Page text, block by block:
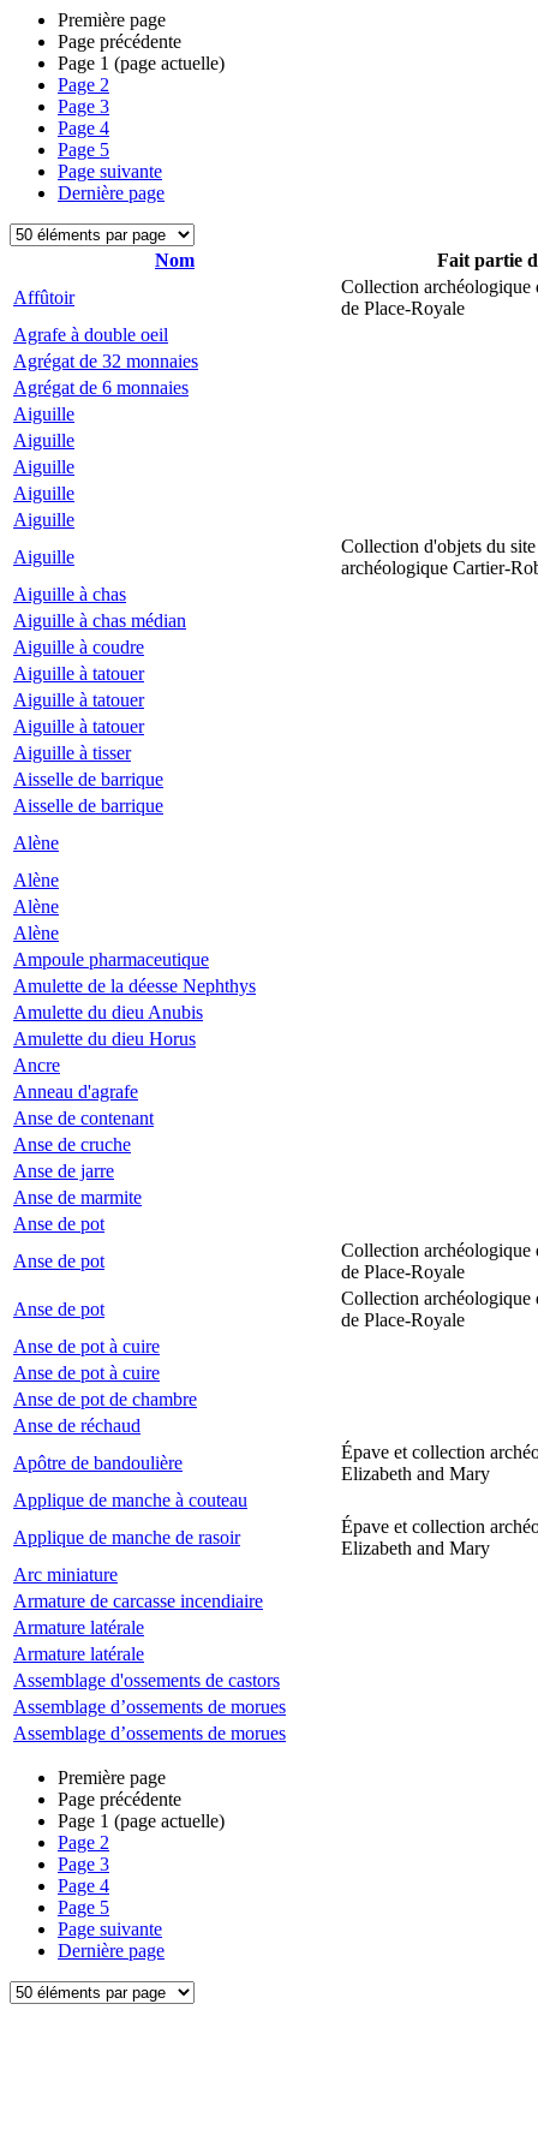
Première page
Page précédente
Page 1 (page actuelle)
Page 2
Page 3
Page 4
Page 5
Page suivante
Dernière page
Nom
Fait partie
Affûtoir
Collection archéologique
de Place-Royale
Agrafe à double oeil
Agrégat de 32 monnaies
Agrégat de 6 monnaies
Aiguille
Aiguille
Aiguille
Aiguille
Aiguille
Aiguille
Collection d'objets du site
archéologique Cartier-
Aiguille à chas
Aiguille à chas médian
Aiguille à coudre
Aiguille à tatouer
Aiguille à tatouer
Aiguille à tatouer
Aiguille à tisser
Aisselle de barrique
Aisselle de barrique
Alène
Alène
Alène
Alène
Ampoule pharmaceutique
Amulette de la déesse Nephthys
Amulette du dieu Anubis
Amulette du dieu Horus
Ancre
Anneau d'agrafe
Anse de contenant
Anse de cruche
Anse de jarre
Anse de marmite
Anse de pot
Anse de pot
Collection archéologique
de Place-Royale
Anse de pot
Collection archéologique
de Place-Royale
Anse de pot à cuire
Anse de pot à cuire
Anse de pot de chambre
Anse de réchaud
Apôtre de bandoulière
Épave et collection
Elizabeth and Mary
Applique de manche à couteau
Applique de manche de rasoir
Épave et collection
Elizabeth and Mary
Arc miniature
Armature de carcasse incendiaire
Armature latérale
Armature latérale
Assemblage d'ossements de castors
Assemblage d’ossements de morues
Assemblage d’ossements de morues
Première page
Page précédente
Page 1 (page actuelle)
Page 2
Page 3
Page 4
Page 5
Page suivante
Dernière page